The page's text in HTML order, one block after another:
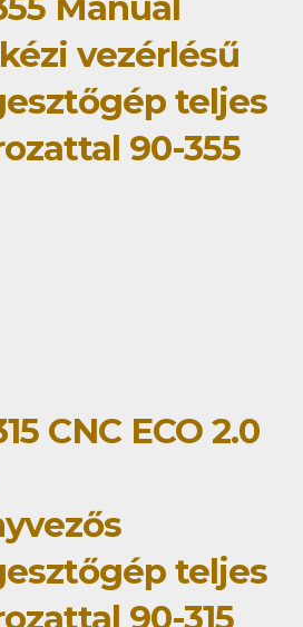
vezérlésű
teljes
90-355
CNC ECO 2.0
teljes
90-315